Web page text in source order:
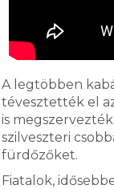
A legtöbben
tévesztették el
is
szilveszteri
fürdőzőket.
Fiatalok,